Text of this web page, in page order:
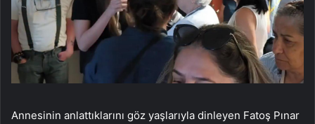
Annesinin anlattıklarını göz yaşlarıyla dinleyen Fatoş Pınar